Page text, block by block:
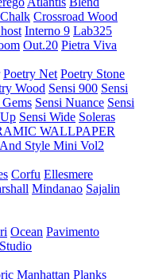
Crossroad Wood
Interno 9 Lab325
Out.20 Pietra Viva
Poetry Net Poetry Stone
Wood Sensi 900 Sensi
Gems Sensi Nuance Sensi
Sensi Wide Soleras
WALLPAPER
Style Mini Vol2
Corfu Ellesmere
Mindanao Sajalin
Ocean Pavimento
Studio
Manhattan Planks